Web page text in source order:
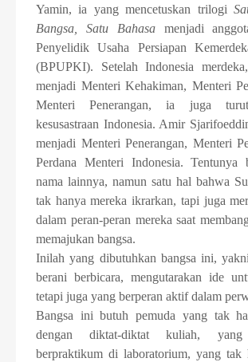
Yamin, ia yang mencetuskan trilogi
Bangsa, Satu Bahasamenjadi
Penyelidik Usaha Persiapan
(BPUPKI). Setelah Indonesia
menjadi Menteri Kehakiman, Menteri
Menteri Penerangan, ia juga turut
kesusastraan Indonesia. Amir
menjadi Menteri Penerangan, Menteri
Perdana Menteri Indonesia. Tentunya
nama lainnya, namun satu hal bahwa
tak hanya mereka ikrarkan, tapi juga
dalam peran-peran mereka saat
memajukan bangsa.
Inilah yang dibutuhkan bangsa ini,
berani berbicara, mengutarakan ide
tetapi juga yang berperan aktif dalam
Bangsa ini butuh pemuda yang tak
dengan diktat-diktat kuliah,
berpraktikum di laboratorium, yang tak